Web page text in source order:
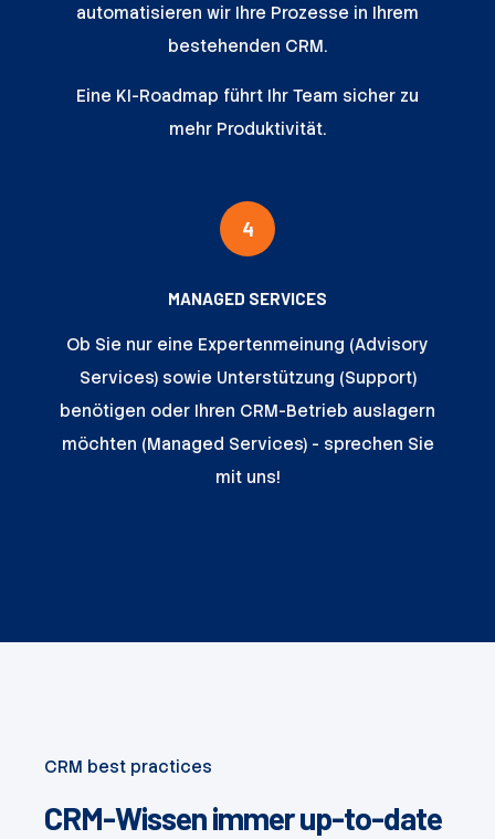
automatisieren wir Ihre Prozesse in Ihrem
bestehenden CRM.
Eine KI-Roadmap führt Ihr Team sicher zu
mehr Produktivität.
4
MANAGED SERVICES
Ob Sie nur eine Expertenmeinung (Advisory
Services) sowie Unterstützung (Support)
benötigen oder Ihren CRM-Betrieb auslagern
möchten (Managed Services) - sprechen Sie
mit uns!
CRM best practices
CRM-Wissen immer up-to-date